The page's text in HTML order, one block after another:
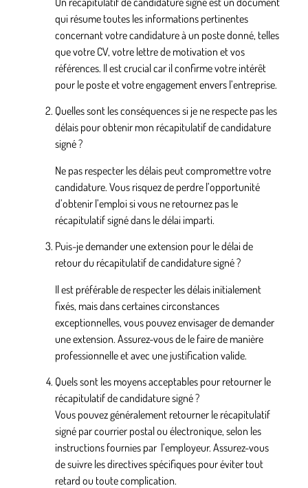
qui résume toutes les informations pertinentes
concernant votre candidature à un poste donné, telles
que votre CV, votre lettre de motivation et vos
références. Il est crucial car il confirme votre intérêt
pour le poste et votre engagement envers l’entreprise.
Quelles sont les conséquences si je ne respecte pas les
délais pour obtenir mon récapitulatif de candidature
signé ?
Ne pas respecter les délais peut compromettre votre
candidature. Vous risquez de perdre l’opportunité
d’obtenir l’emploi si vous ne retournez pas le
récapitulatif signé dans le délai imparti.
Puis-je demander une extension pour le délai de
retour du récapitulatif de candidature signé ?
Il est préférable de respecter les délais initialement
fixés, mais dans certaines circonstances
exceptionnelles, vous pouvez envisager de demander
une extension. Assurez-vous de le faire de manière
professionnelle et avec une justification valide.
Quels sont les moyens acceptables pour retourner le
récapitulatif de candidature signé ?
Vous pouvez généralement retourner le récapitulatif
signé par courrier postal ou électronique, selon les
instructions fournies par l’employeur. Assurez-vous
de suivre les directives spécifiques pour éviter tout
retard ou toute complication.